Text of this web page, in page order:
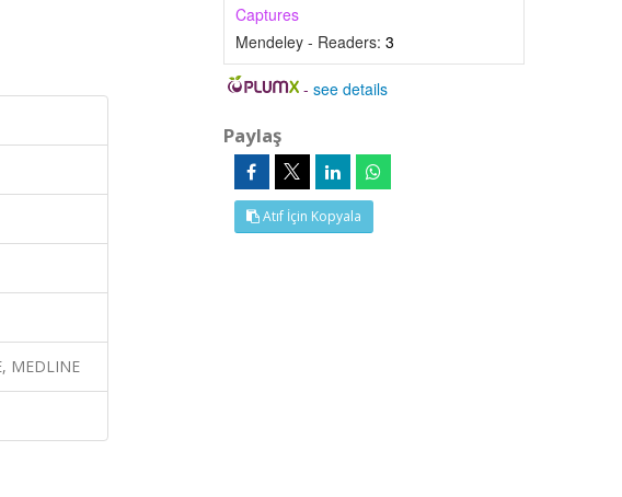
MEDLINE
Captures
Mendeley - Readers: 3
-see details
Paylaş
Atıf İçin Kopyala